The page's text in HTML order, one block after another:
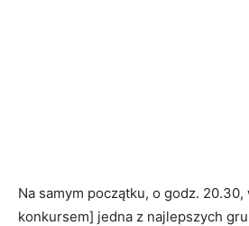
Na samym początku, o godz. 20.30,
konkursem] jedna z najlepszych